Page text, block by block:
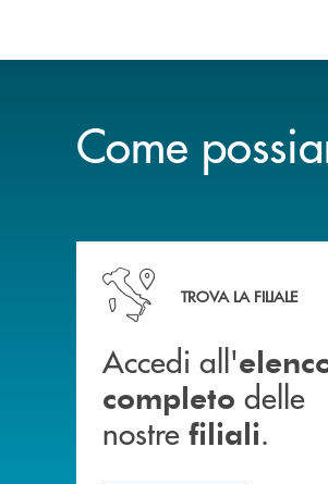
Come
Accedi all' elenco
TROVA LA FILIALE
Accedi all'
completo delle
nostre filiali.